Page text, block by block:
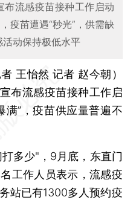
流感疫苗接种工作启动
疫苗遭遇“秒光”，供需缺
动保持极低水平
王怡然 记者 赵今朝）
布流感疫苗接种工作启
满”，疫苗供应量普遍不
多少"，9月底，东直门
工作人员表示，流感疫
站已有1300多人预约疫